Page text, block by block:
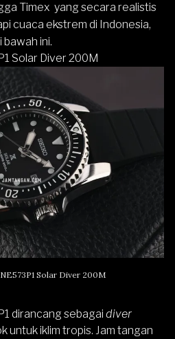
Timex yang secara realistis
cuaca ekstrem di Indonesia,
ini.
Solar Diver 200M
Solar Diver 200M
dirancang sebagai diver
untuk iklim tropis. Jam tangan